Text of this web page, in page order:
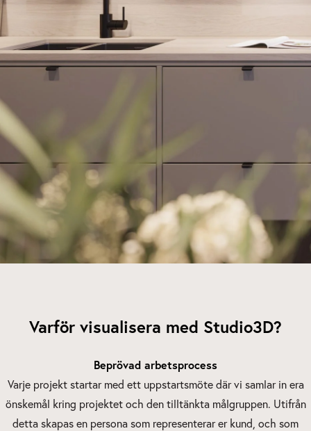
Varför visualisera med Studio3D?
Beprövad arbetsprocess
Varje projekt startar med ett uppstartsmöte där vi samlar in era
önskemål kring projektet och den tilltänkta målgruppen. Utifrån
detta skapas en persona som representerar er kund, och som